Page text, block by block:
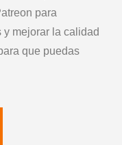
para
mejorar la calidad
que puedas